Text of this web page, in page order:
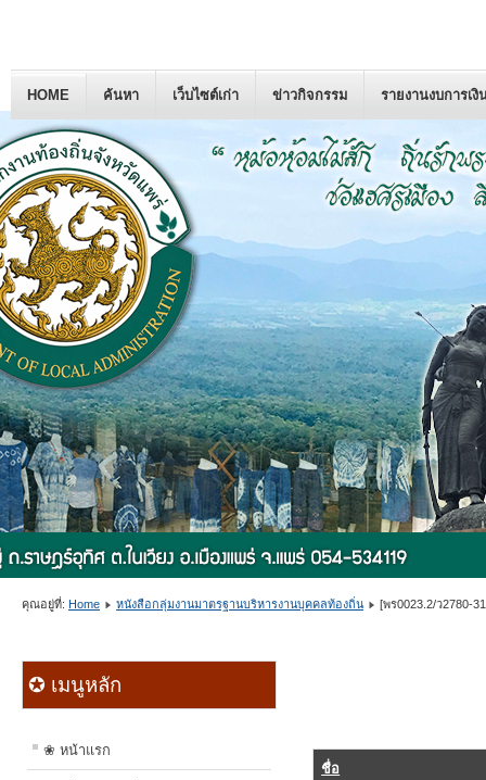
HOME ค้นหา เว็บไซต์เก่า ข่าวกิจกรรม รายงานงบการเงิ
คุณอยู่ที่: Home หนังสือกลุ่มงานมาตรฐานบริหารงานบุคคลท้องถิ่น [พร0023.2/ว2780-
✪ เมนูหลัก
❀ หน้าแรก
ชื่อ